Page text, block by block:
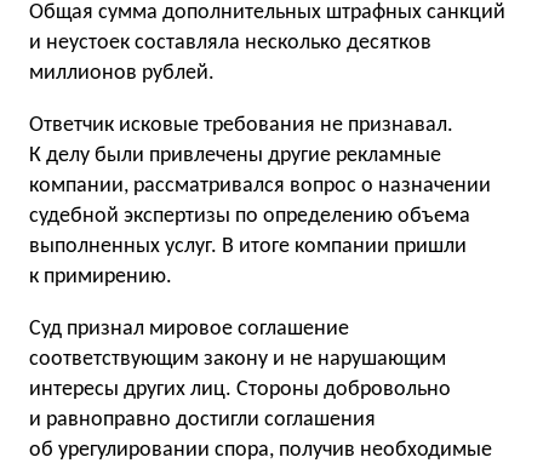
Общая сумма дополнительных штрафных санкций
и неустоек составляла несколько десятков
миллионов рублей.
Ответчик исковые требования не признавал.
К делу были привлечены другие рекламные
компании, рассматривался вопрос о назначении
судебной экспертизы по определению объема
выполненных услуг. В итоге компании пришли
к примирению.
Суд признал мировое соглашение
соответствующим закону и не нарушающим
интересы других лиц. Стороны добровольно
и равноправно достигли соглашения
об урегулировании спора, получив необходимые